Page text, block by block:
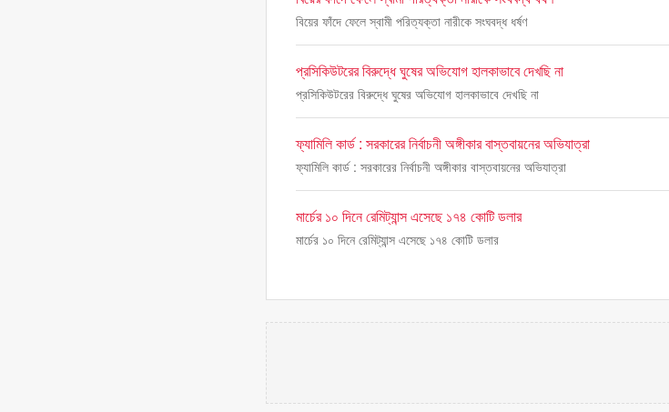
বিয়ের ফাঁদে ফেলে স্বামী পরিত্যক্তা নারীকে সংঘবদ্ধ ধর্ষণ
প্রসিকিউটরের বিরুদ্ধে ঘুষের অভিযোগ হালকাভাবে দেখছি না
প্রসিকিউটরের বিরুদ্ধে ঘুষের অভিযোগ হালকাভাবে দেখছি না
ফ্যামিলি কার্ড : সরকারের নির্বাচনী অঙ্গীকার বাস্তবায়নের অভিযাত্রা
ফ্যামিলি কার্ড : সরকারের নির্বাচনী অঙ্গীকার বাস্তবায়নের অভিযাত্রা
মার্চের ১০ দিনে রেমিট্যান্স এসেছে ১৭৪ কোটি ডলার
মার্চের ১০ দিনে রেমিট্যান্স এসেছে ১৭৪ কোটি ডলার